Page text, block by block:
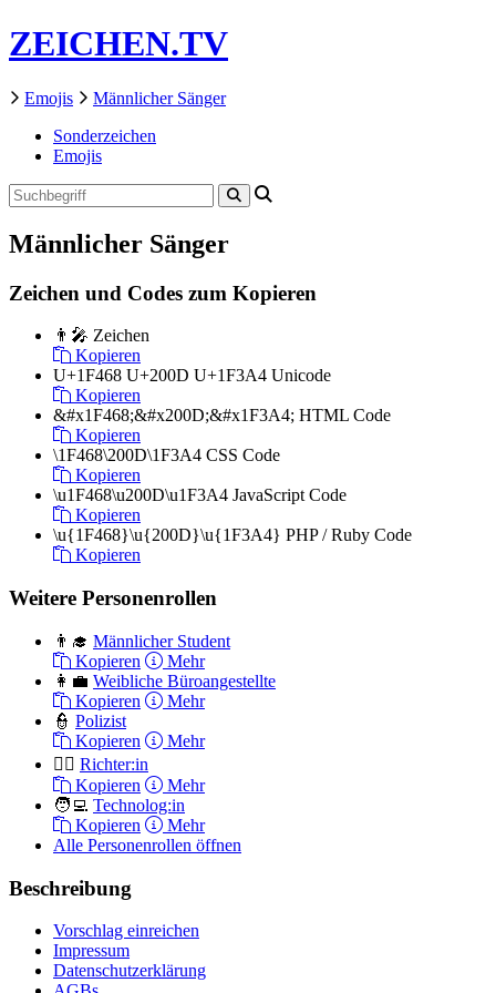
ZEICHEN.TV
Emojis
Männlicher Sänger
Sonderzeichen
Emojis
Männlicher Sänger
Zeichen und Codes zum Kopieren
👨‍🎤 Zeichen
Kopieren
U+1F468 U+200D U+1F3A4 Unicode
Kopieren
&#x1F468;&#x200D;&#x1F3A4; HTML Code
Kopieren
\1F468\200D\1F3A4 CSS Code
Kopieren
\u1F468\u200D\u1F3A4 JavaScript Code
Kopieren
\u{1F468}\u{200D}\u{1F3A4} PHP / Ruby Code
Kopieren
Weitere Personenrollen
👨‍🎓 Männlicher Student
Kopieren
Mehr
👩‍💼 Weibliche Büroangestellte
Kopieren
Mehr
👮 Polizist
Kopieren
Mehr
🧑‍⚖️ Richter:in
Kopieren
Mehr
🧑‍💻 Technolog:in
Kopieren
Mehr
Alle Personenrollen öffnen
Beschreibung
Vorschlag einreichen
Impressum
Datenschutzerklärung